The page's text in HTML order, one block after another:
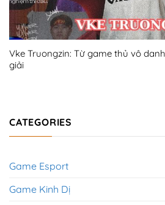
Vke Truongzin: Từ game thủ vô
giải
CATEGORIES
Game Esport
Game Kinh Dị